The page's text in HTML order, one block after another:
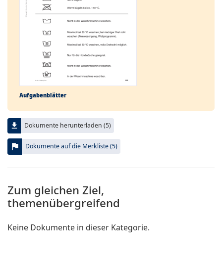
Aufgabenblätter
file_download Dokumente herunterladen (5)
flag Dokumente auf die Merkliste (5)
Zum gleichen Ziel,
themenübergreifend
Keine Dokumente in dieser Kategorie.